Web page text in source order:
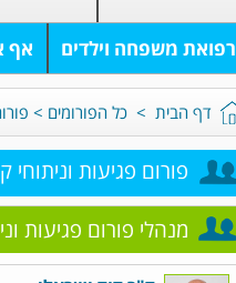
רפואת משפחה וילדים אף
דף הבית > כל הפורומים >
פורום פגיעות וניתוחי
מנהלי פורום פגיעות